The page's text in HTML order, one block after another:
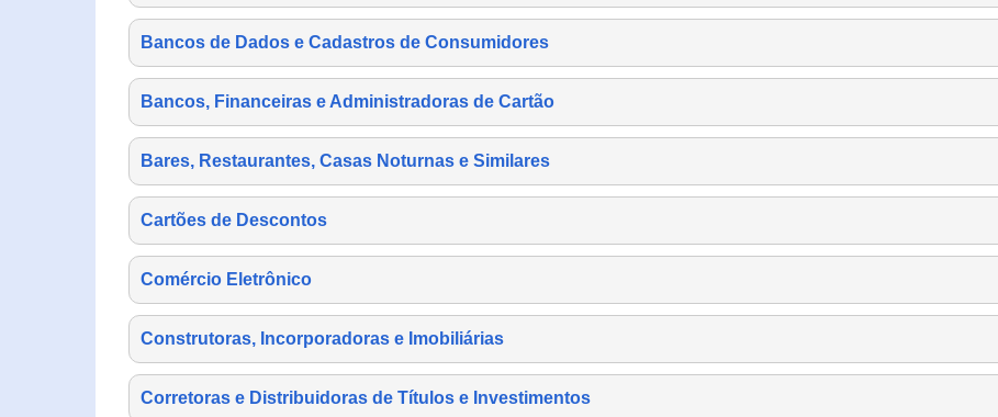
Bancos de Dados e Cadastros de Consumidores
Bancos, Financeiras e Administradoras de Cartão
Bares, Restaurantes, Casas Noturnas e Similares
Cartões de Descontos
Comércio Eletrônico
Construtoras, Incorporadoras e Imobiliárias
Corretoras e Distribuidoras de Títulos e Investimentos